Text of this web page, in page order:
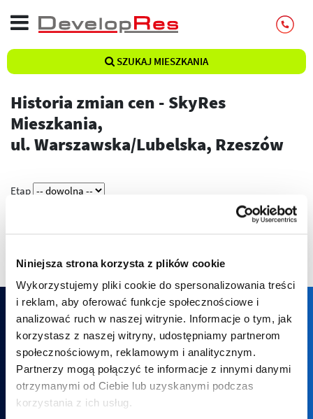
Niniejsza strona korzysta z plików cookie
Wykorzystujemy pliki cookie do spersonalizowania treści
i reklam, aby oferować funkcje społecznościowe i
analizować ruch w naszej witrynie. Informacje o tym, jak
korzystasz z naszej witryny, udostępniamy partnerom
społecznościowym, reklamowym i analitycznym.
Partnerzy mogą połączyć te informacje z innymi danymi
otrzymanymi od Ciebie lub uzyskanymi podczas
korzystania z ich usług.
SZUKAJ MIESZKANIA
Historia zmian cen - SkyRes
Mieszkania,
ul. Warszawska/Lubelska, Rzeszów
Etap
17 250 26 37